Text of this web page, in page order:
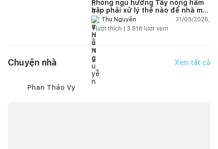
Phòng ngủ hướng Tây nóng hầm
hập phải xử lý thế nào để nhà mát
hơn?Thu Nguyễn
31/05/2026,
1lượt thích | 3.816 lượt xem
Chuyện nhà Xem tất cả
Phan Thảo Vy